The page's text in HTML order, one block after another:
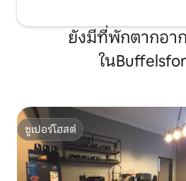
ยังมีที่พักตากอา
ใน
ซูเปอร์โฮสต์
ซูเปอร์โฮสต์